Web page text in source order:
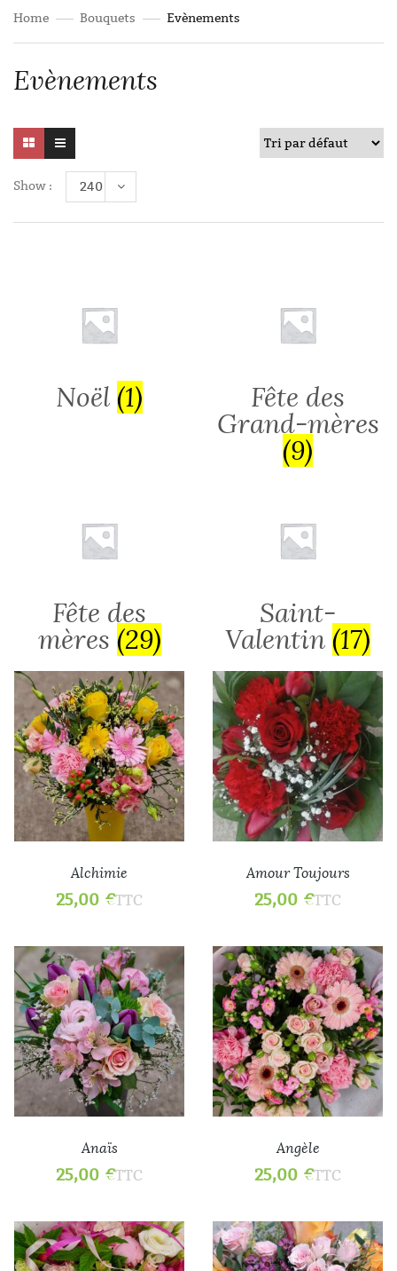
Home Bouquets Evènements
Evènements
Show : 240
Noël (1)
Fête des
Grand-mères
(9)
Fête des
mères (29)
Saint-
Valentin (17)
Alchimie
25,00 €TTC
Amour Toujours
25,00 €TTC
Anaïs
25,00 €TTC
Angèle
25,00 €TTC